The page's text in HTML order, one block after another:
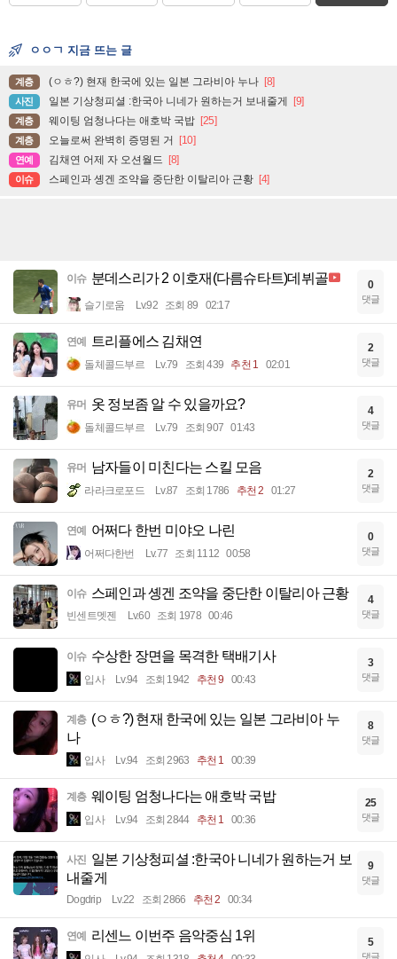
ㅇㅇㄱ 지금 뜨는 글
계층 (ㅇㅎ?) 현재 한국에 있는 일본 그라비아 누나 [8]
사진 일본 기상청피셜 :한국아 니네가 원하는거 보내줄게 [9]
계층 웨이팅 엄청나다는 애호박 국밥 [25]
계층 오늘로써 완벽히 증명된 거 [10]
연예 김채연 어제 자 오션월드 [8]
이슈 스페인과 솅겐 조약을 중단한 이탈리아 근황 [4]
이슈 분데스리가 2 이호재(다름슈타트)데뷔골
슬기로움 Lv.92 조회 89 02:17
0
댓글
연예 트리플에스 김채연
돌체콜드부르 Lv.79 조회 439 추천 1 02:01
2
댓글
유머 옷 정보좀 알 수 있을까요?
돌체콜드부르 Lv.79 조회 907 01:43
4
댓글
유머 남자들이 미친다는 스킬 모음
라라크로포드 Lv.87 조회 1786 추천 2 01:27
2
댓글
연예 어쩌다 한번 미야오 나린
어쩌다한번 Lv.77 조회 1112 00:58
0
댓글
이슈 스페인과 솅겐 조약을 중단한 이탈리아 근황
빈센트멧젠 Lv.60 조회 1978 00:46
4
댓글
이슈 수상한 장면을 목격한 택배기사
입사 Lv.94 조회 1942 추천 9 00:43
3
댓글
계층 (ㅇㅎ?) 현재 한국에 있는 일본 그라비아 누
나
입사 Lv.94 조회 2963 추천 1 00:39
8
댓글
계층 웨이팅 엄청나다는 애호박 국밥
입사 Lv.94 조회 2844 추천 1 00:36
25
댓글
사진 일본 기상청피셜 :한국아 니네가 원하는거 보
내줄게
Dogdrip Lv.22 조회 2866 추천 2 00:34
9
댓글
연예 리센느 이번주 음악중심 1위 5
댓글